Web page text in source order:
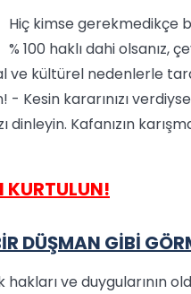
Hiç kimse gerekmedikçe
% 100 haklı dahi olsanız,
ve kültürel nedenlerle
Kesin kararınızı
dinleyin. Kafanızın
KURTULUN!
DÜŞMAN GİBİ
ve duygularının